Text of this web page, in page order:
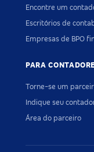
Encontre um
Escritórios de
Empresas de BPO
PARA
Torne-se um
Indique seu
Área do parceiro